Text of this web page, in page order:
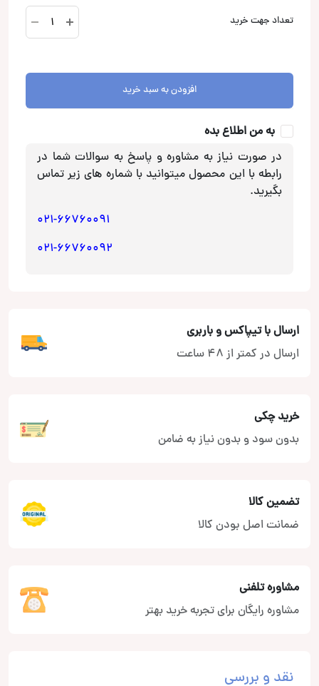
تعداد جهت خرید
کامپوننت
Phoenix
افزودن به سبد خرید
به من اطلاع بده
در صورت نیاز به مشاوره و پاسخ به سوالات شما در
رابطه با این محصول میتوانید با شماره های زیر تماس
بگیرید.
021-66760091
021-66760092
ارسال با تیپاکس و باربری
ارسال در کمتر از 48 ساعت
خرید چکی
بدون سود و بدون نیاز به ضامن
تضمین کالا
ضمانت اصل بودن کالا
مشاوره تلفنی
مشاوره رایگان برای تجربه خرید بهتر
نقد و بررسی